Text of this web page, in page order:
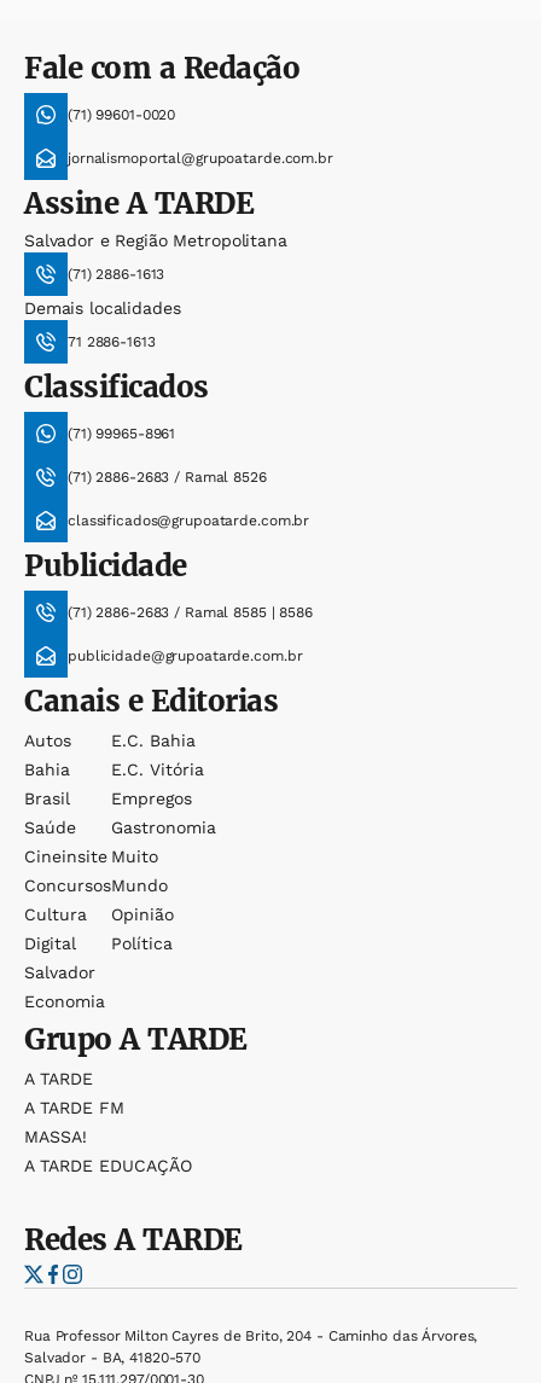
Fale com a Redação
(71) 99601-0020
jornalismoportal@grupoatarde.com.br
AssineA TARDE
Salvador e Região Metropolitana
(71) 2886-1613
Demais localidades
71 2886-1613
Classificados
(71) 99965-8961
(71) 2886-2683 / Ramal 8526
classificados@grupoatarde.com.br
Publicidade
(71) 2886-2683 / Ramal 8585 | 8586
publicidade@grupoatarde.com.br
Canais e Editorias
Autos
Bahia
Brasil
Saúde
Cineinsite
Concursos
Cultura
Digital
Salvador
Economia
E.c. Bahia
E.c. Vitória
Empregos
Gastronomia
Muito
Mundo
Opinião
Política
GrupoA TARDE
A TARDE
A TARDE FM
MASSA!
A TARDE EDUCAÇÃO
RedesA TARDE
Rua Professor Milton Cayres de Brito, 204 - Caminho das Árvores,
Salvador - BA, 41820-570
CNPJ nº 15.111.297/0001-30